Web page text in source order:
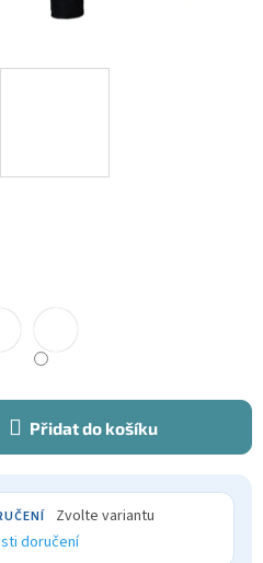
Přidat do košíku
Zvolte variantu
doručení